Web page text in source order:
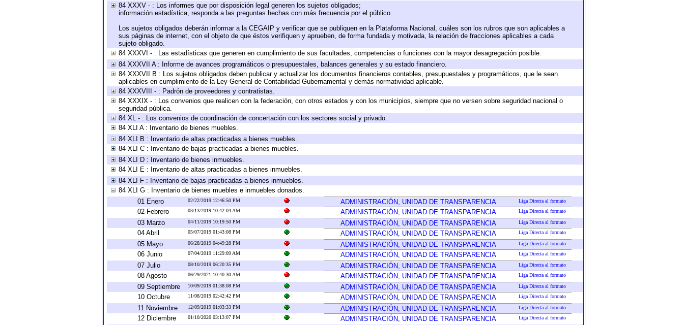
84 XXXV - : Los informes que por disposición legal generen los sujetos obligados;
información estadística, responda a las preguntas hechas con más frecuencia por el público.
Los sujetos obligados deberán informar a la CEGAIP y verificar que se publiquen en la Plataforma Nacional, cuáles son los rubros que son aplicables a
sus páginas de internet, con el objeto de que éstos verifiquen y aprueben, de forma fundada y motivada, la relación de fracciones aplicables a cada
sujeto obligado.
84 XXXVI - : Las estadísticas que generen en cumplimiento de sus facultades, competencias o funciones con la mayor desagregación posible.
84 XXXVII A : Informe de avances programáticos o presupuestales, balances generales y su estado financiero.
84 XXXVII B : Los sujetos obligados deben publicar y actualizar los documentos financieros contables, presupuestales y programáticos, que le sean
aplicables en cumplimiento de la Ley General de Contabilidad Gubernamental y demás normatividad aplicable.
84 XXXVIII - : Padrón de proveedores y contratistas.
84 XXXIX - : Los convenios que realicen con la federación, con otros estados y con los municipios, siempre que no versen sobre seguridad nacional o
seguridad pública.
84 XL - : Los convenios de coordinación de concertación con los sectores social y privado.
84 XLI A : Inventario de bienes muebles.
84 XLI B : Inventario de altas practicadas a bienes muebles.
84 XLI C : Inventario de bajas practicadas a bienes muebles.
84 XLI D : Inventario de bienes inmuebles.
84 XLI E : Inventario de altas practicadas a bienes inmuebles.
84 XLI F : Inventario de bajas practicadas a bienes inmuebles.
84 XLI G : Inventario de bienes muebles e inmuebles donados.
01 Enero
02/22/2019 12:46:50 PM ADMINISTRACIÓN, UNIDAD DE TRANSPARENCIA Liga Directa al formato
02 Febrero 03/13/2019 10:42:04 AM ADMINISTRACIÓN, UNIDAD DE TRANSPARENCIA Liga Directa al formato
03 Marzo 04/11/2019 10:19:50 PM ADMINISTRACIÓN, UNIDAD DE TRANSPARENCIA Liga Directa al formato
04 Abril 05/07/2019 01:43:08 PM ADMINISTRACIÓN, UNIDAD DE TRANSPARENCIA Liga Directa al formato
05 Mayo 06/28/2019 04:49:28 PM ADMINISTRACIÓN, UNIDAD DE TRANSPARENCIA Liga Directa al formato
06 Junio 07/04/2019 11:29:09 AM ADMINISTRACIÓN, UNIDAD DE TRANSPARENCIA Liga Directa al formato
07 Julio 08/10/2019 06:20:35 PM ADMINISTRACIÓN, UNIDAD DE TRANSPARENCIA Liga Directa al formato
08 Agosto 06/29/2021 10:40:30 AM ADMINISTRACIÓN, UNIDAD DE TRANSPARENCIA Liga Directa al formato
09 Septiembre 10/09/2019 01:38:08 PM ADMINISTRACIÓN, UNIDAD DE TRANSPARENCIA Liga Directa al formato
10 Octubre 11/08/2019 02:42:42 PM ADMINISTRACIÓN, UNIDAD DE TRANSPARENCIA Liga Directa al formato
11 Noviembre 12/09/2019 01:03:33 PM ADMINISTRACIÓN, UNIDAD DE TRANSPARENCIA Liga Directa al formato
12 Diciembre 01/10/2020 03:13:07 PM ADMINISTRACIÓN, UNIDAD DE TRANSPARENCIA Liga Directa al formato